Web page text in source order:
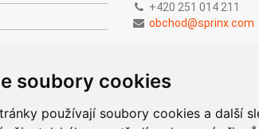
soubory cookies
používají soubory cookies a další
+420 251 014 211
obchod@sprinx.com